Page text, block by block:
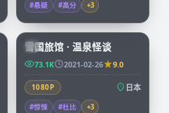
#悬疑 #高分 +3
JP
雪国旅馆 · 温泉怪谈
73.1K 2021-02-26 9.0
1080P 日本
#惊悚 #杜比 +3